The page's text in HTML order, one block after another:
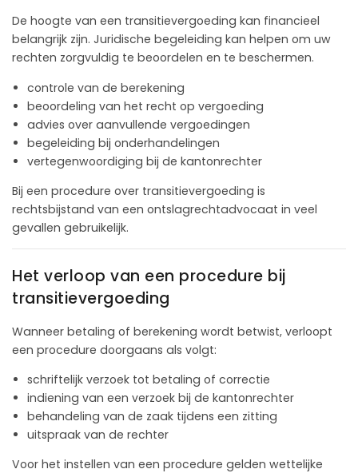
De hoogte van een transitievergoeding kan financieel
belangrijk zijn. Juridische begeleiding kan helpen om uw
rechten zorgvuldig te beoordelen en te beschermen.
controle van de berekening
beoordeling van het recht op vergoeding
advies over aanvullende vergoedingen
begeleiding bij onderhandelingen
vertegenwoordiging bij de kantonrechter
Bij een procedure over transitievergoeding is
rechtsbijstand van een ontslagrechtadvocaat in veel
gevallen gebruikelijk.
Het verloop van een procedure bij
transitievergoeding
Wanneer betaling of berekening wordt betwist, verloopt
een procedure doorgaans als volgt:
schriftelijk verzoek tot betaling of correctie
indiening van een verzoek bij de kantonrechter
behandeling van de zaak tijdens een zitting
uitspraak van de rechter
Voor het instellen van een procedure gelden wettelijke